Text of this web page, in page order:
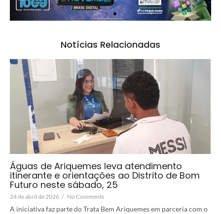
Notícias Relacionadas
Águas de Ariquemes leva atendimento
itinerante e orientações ao Distrito de Bom
Futuro neste sábado, 25
24 de abril de 2026 / No Comments
A iniciativa faz parte do Trata Bem Ariquemes em parceria com o